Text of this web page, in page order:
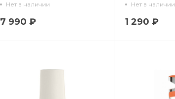
Нет в наличии
7 990 ₽
Нет в наличии
1 290 ₽